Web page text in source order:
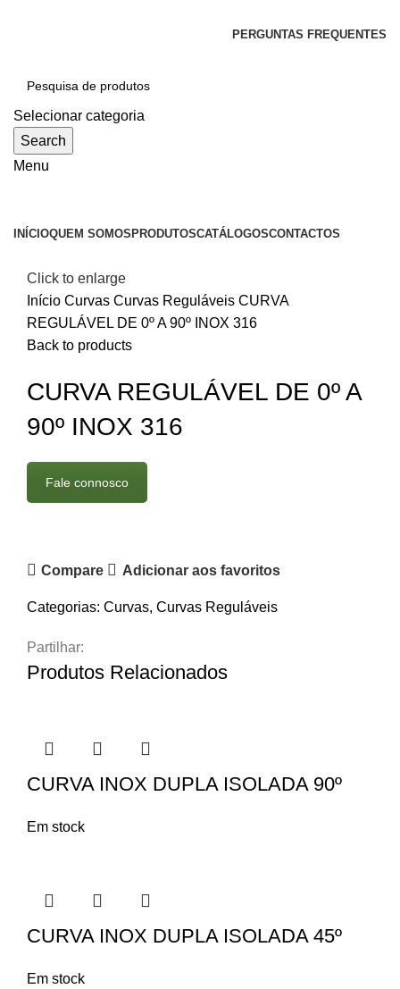
PERGUNTAS FREQUENTES
Selecionar categoria
Search
Menu
INÍCIOQUEM SOMOS PRODUTOSCATÁLOGOSCONTACTOS
Click to enlarge
Início Curvas Curvas Reguláveis CURVA
REGULÁVEL DE 0º A 90º INOX 316
Back to products
CURVA REGULÁVEL DE 0º A
90º INOX 316
Fale connosco
Compare Adicionar aos favoritos
Categorias: Curvas, Curvas Reguláveis
Partilhar:
Produtos Relacionados
CURVA INOX DUPLA ISOLADA 90º
Em stock
CURVA INOX DUPLA ISOLADA 45º
Em stock